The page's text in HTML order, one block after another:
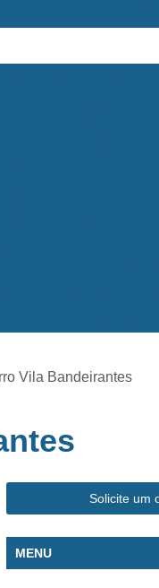
Veterinária para
Veterinária Popular
Exame de
Exame de
Exame de
Vila Bandeirantes
Solicite um
MENU